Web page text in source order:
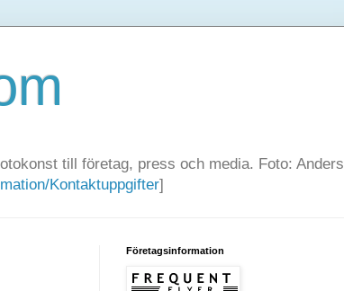
till företag, press och media. Foto: Anders
Kontaktuppgifter]
Företagsinformation